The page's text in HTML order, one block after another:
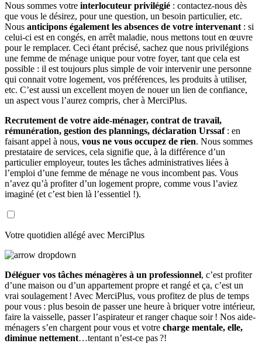
Nous sommes votre interlocuteur privilégié : contactez-nous dès
que vous le désirez, pour une question, un besoin particulier, etc.
Nous anticipons également les absences de votre intervenant : si
celui-ci est en congés, en arrêt maladie, nous mettons tout en œuvre
pour le remplacer. Ceci étant précisé, sachez que nous privilégions
une femme de ménage unique pour votre foyer, tant que cela est
possible : il est toujours plus simple de voir intervenir une personne
qui connait votre logement, vos préférences, les produits à utiliser,
etc. C’est aussi un excellent moyen de nouer un lien de confiance,
un aspect vous l’aurez compris, cher à MerciPlus.
Recrutement de votre aide-ménager, contrat de travail,
rémunération, gestion des plannings, déclaration Urssaf: en
faisant appel à nous, vous ne vous occupez de rien. Nous sommes
prestataire de services, cela signifie que, à la différence d’un
particulier employeur, toutes les tâches administratives liées à
l’emploi d’une femme de ménage ne vous incombent pas. Vous
n’avez qu’à profiter d’un logement propre, comme vous l’aviez
imaginé (et c’est bien là l’essentiel !).
Votre quotidien allégé avec MerciPlus
Déléguer vos tâches ménagères à un professionnel, c’est profiter
d’une maison ou d’un appartement propre et rangé et ça, c’est un
vrai soulagement ! Avec MerciPlus, vous profitez de plus de temps
pour vous : plus besoin de passer une heure à briquer votre intérieur,
faire la vaisselle, passer l’aspirateur et ranger chaque soir ! Nos aide-
ménagers s’en chargent pour vous et votre charge mentale, elle,
diminue nettement…tentant n’est-ce pas ?!